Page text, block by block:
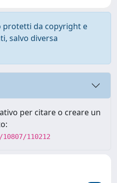
protetti da copyright e
salvo diversa
per citare o creare un
110212